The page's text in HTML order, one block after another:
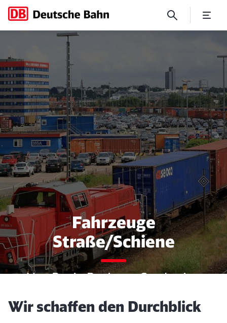
Wir schaffen den Durchblick
Fahrzeuge
Straße/Schiene
Von B wie Business Carsharing
Zulassungsmanagement
Artikel:
Wir schaffen den Durchblick